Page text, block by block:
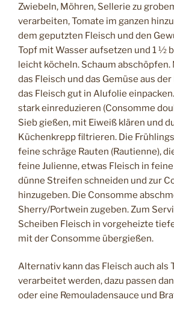
Zwiebeln, Möhren, Sellerie zu
verarbeiten, Tomate im ganzen
dem geputzten Fleisch und den
Topf mit Wasser aufsetzen und 1 ½
leicht köcheln. Schaum abschöpfen.
das Fleisch und das Gemüse aus
das Fleisch gut in Alufolie
stark einreduzieren (Consomme
Sieb gießen, mit Eiweiß klären und
Küchenkrepp filtrieren. Die
feine schräge Rauten (Rautienne),
feine Julienne, etwas Fleisch in
dünne Streifen schneiden und zur
hinzugeben. Die Consomme
Sherry/Portwein zugeben. Zum
Scheiben Fleisch in vorgeheizte
mit der Consomme übergießen.
Alternativ kann das Fleisch auch als
verarbeitet werden, dazu passen
oder eine Remouladensauce und